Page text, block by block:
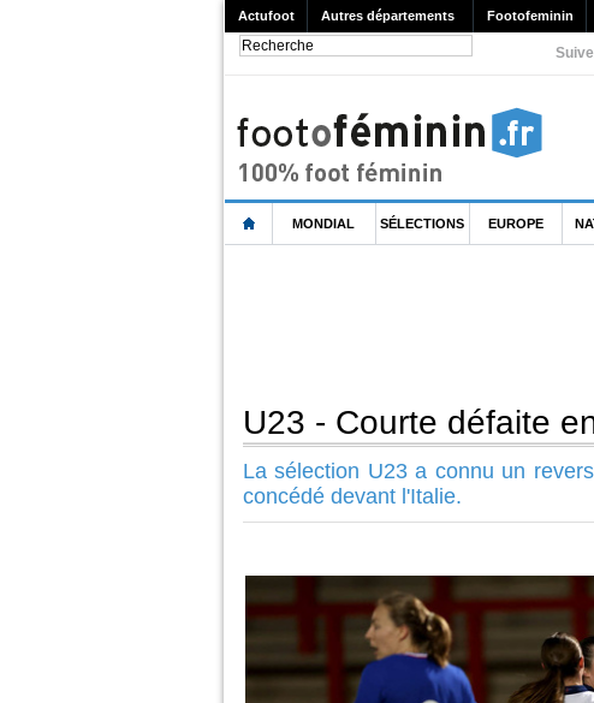
Actufoot Autres départements Footofeminin
MONDIAL SÉLECTIONS EUROPE
U23 - Courte défaite
La sélection U23 a connu un
concédé devant l'Italie.